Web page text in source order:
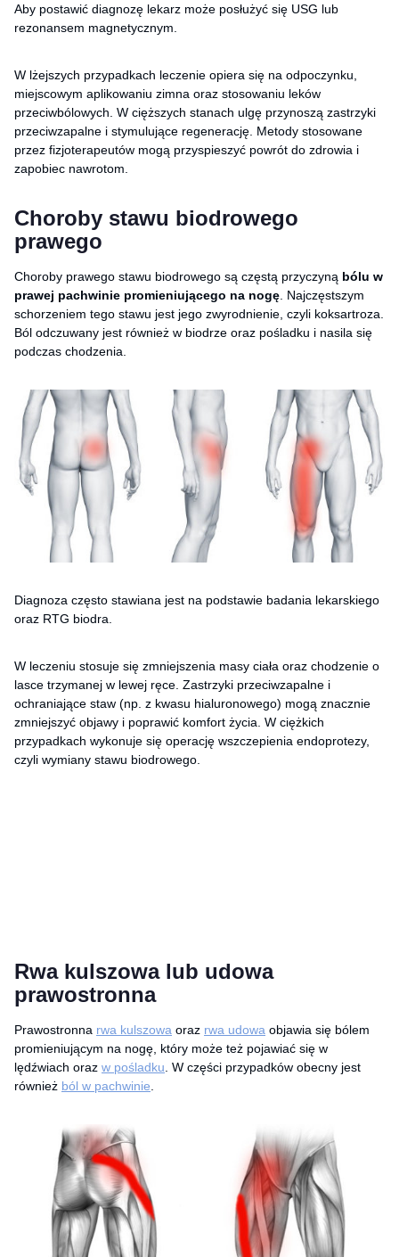
Aby postawić diagnozę lekarz może posłużyć się USG lub
rezonansem magnetycznym.
W lżejszych przypadkach leczenie opiera się na odpoczynku,
miejscowym aplikowaniu zimna oraz stosowaniu leków
przeciwbólowych. W cięższych stanach ulgę przynoszą zastrzyki
przeciwzapalne i stymulujące regenerację. Metody stosowane
przez fizjoterapeutów mogą przyspieszyć powrót do zdrowia i
zapobiec nawrotom.
Choroby stawu biodrowego
prawego
Choroby prawego stawu biodrowego są częstą przyczyną bólu w
prawej pachwinie promieniującego na nogę . Najczęstszym
schorzeniem tego stawu jest jego zwyrodnienie, czyli koksartroza.
Ból odczuwany jest również w biodrze oraz pośladku i nasila się
podczas chodzenia.
Diagnoza często stawiana jest na podstawie badania lekarskiego
oraz RTG biodra.
W leczeniu stosuje się zmniejszenia masy ciała oraz chodzenie o
lasce trzymanej w lewej ręce. Zastrzyki przeciwzapalne i
ochraniające staw (np. z kwasu hialuronowego) mogą znacznie
zmniejszyć objawy i poprawić komfort życia. W ciężkich
przypadkach wykonuje się operację wszczepienia endoprotezy,
czyli wymiany stawu biodrowego.
Rwa kulszowa lub udowa
prawostronna
Prawostronna rwa kulszowa oraz rwa udowa objawia się bólem
promieniującym na nogę, który może też pojawiać się w
lędźwiach oraz w pośladku . W części przypadków obecny jest
również ból w pachwinie